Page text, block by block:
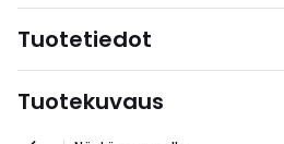
Tuotetiedot
Tuotekuvaus